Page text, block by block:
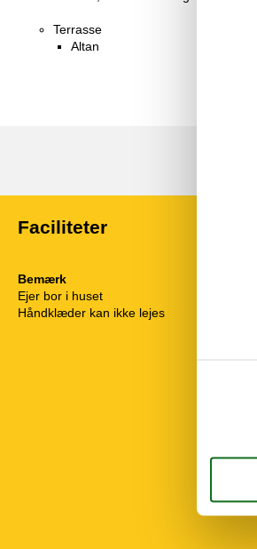
Terrasse
Altan
Faciliteter
Bemærk
Ejer bor i huset
Håndklæder kan ikke lejes